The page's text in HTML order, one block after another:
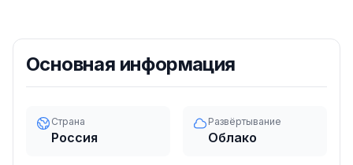
Основная информация
Страна
Россия
Развёртывание
Облако